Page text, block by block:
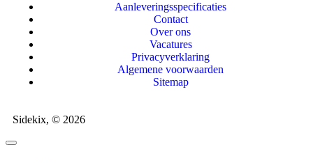
Aanleveringsspecificaties
Contact
Over ons
Vacatures
Privacyverklaring
Algemene voorwaarden
Sitemap
Sidekix, © 2026